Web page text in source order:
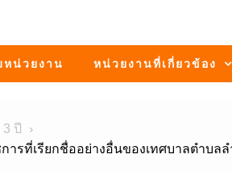
หน่วยงาน หน่วยงานที่เกี่ยวข้อง
ปี
ารที่เรียกชื่ออย่างอื่นของเทศบาลตำบล